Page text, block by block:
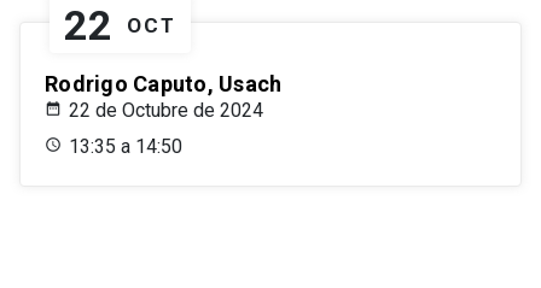
22 OCT
Rodrigo Caputo, Usach
22 de Octubre de 2024
13:35 a 14:50